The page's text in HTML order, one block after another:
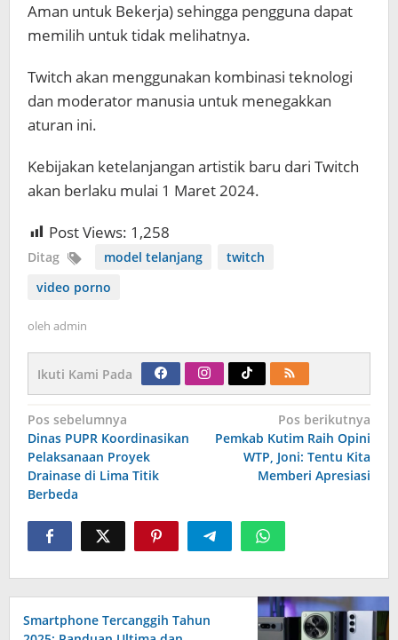
Aman untuk Bekerja) sehingga pengguna dapat
memilih untuk tidak melihatnya.
Twitch akan menggunakan kombinasi teknologi
dan moderator manusia untuk menegakkan
aturan ini.
Kebijakan ketelanjangan artistik baru dari Twitch
akan berlaku mulai 1 Maret 2024.
Post Views: 1,258
Ditag model telanjang
twitch
video porno
oleh admin
Ikuti Kami Pada
Navigasi
pos
Pos sebelumnya
Dinas PUPR Koordinasikan
Pelaksanaan Proyek
Drainase di Lima Titik
Berbeda
Pos berikutnya
Pemkab Kutim Raih Opini
WTP, Joni: Tentu Kita
Memberi Apresiasi
Smartphone Tercanggih Tahun